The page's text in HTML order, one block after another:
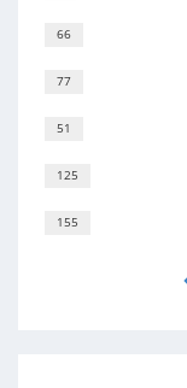
66
77
51
125
155